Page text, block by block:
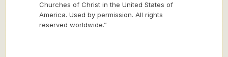
Churches of Christ in the United States of
America. Used by permission. All rights
reserved worldwide.”